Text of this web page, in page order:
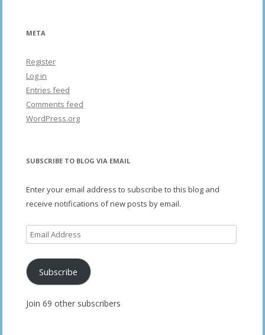
META
Register
Log in
Entries feed
Comments feed
WordPress.org
SUBSCRIBE TO BLOG VIA EMAIL
Enter your email address to subscribe to this blog and
receive notifications of new posts by email.
Email
Address
Subscribe
Join 69 other subscribers